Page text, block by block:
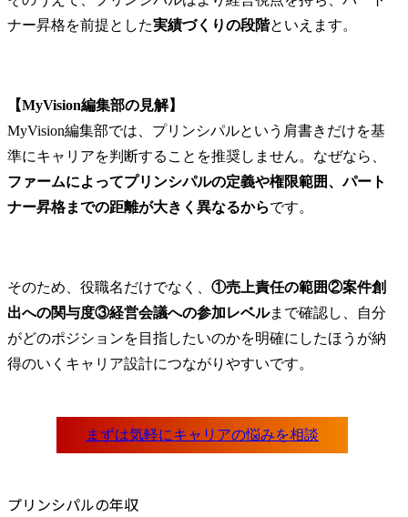
ナー昇格を前提とした実績づくりの段階といえます。
【MyVision編集部の見解】
MyVision編集部では、プリンシパルという肩書きだけを基
準にキャリアを判断することを推奨しません。なぜなら、
ファームによってプリンシパルの定義や権限範囲、パート
ナー昇格までの距離が大きく異なるからです。
そのため、役職名だけでなく、 ①売上責任の範囲②案件創
出への関与度③経営会議への参加レベルまで確認し、自分
がどのポジションを目指したいのかを明確にしたほうが納
得のいくキャリア設計につながりやすいです。
プリンシパルの年収